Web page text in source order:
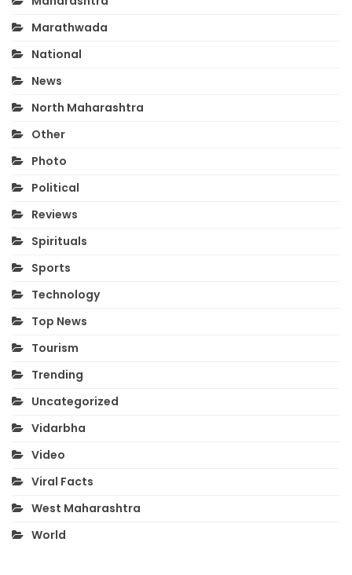
Marathwada
National
News
North Maharashtra
Other
Photo
Political
Reviews
Spirituals
Sports
Technology
Top News
Tourism
Trending
Uncategorized
Vidarbha
Video
Viral Facts
West Maharashtra
World